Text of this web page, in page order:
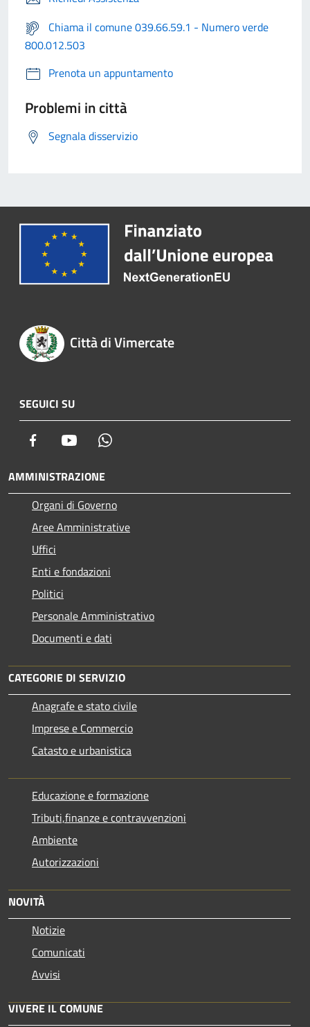
Chiama il comune 039.66.59.1 - Numero verde
800.012.503
Prenota un appuntamento
Problemi in città
Segnala disservizio
Città di Vimercate
SEGUICI SU
Facebook Youtube
AMMINISTRAZIONE
Organi di Governo
Aree Amministrative
Uffici
Enti e fondazioni
Politici
Personale Amministrativo
Documenti e dati
CATEGORIE DI SERVIZIO
Anagrafe e stato civile
Imprese e Commercio
Catasto e urbanistica
Educazione e formazione
Tributi,finanze e contravvenzioni
Ambiente
Autorizzazioni
NOVITÀ
Notizie
Comunicati
Avvisi
VIVERE IL COMUNE